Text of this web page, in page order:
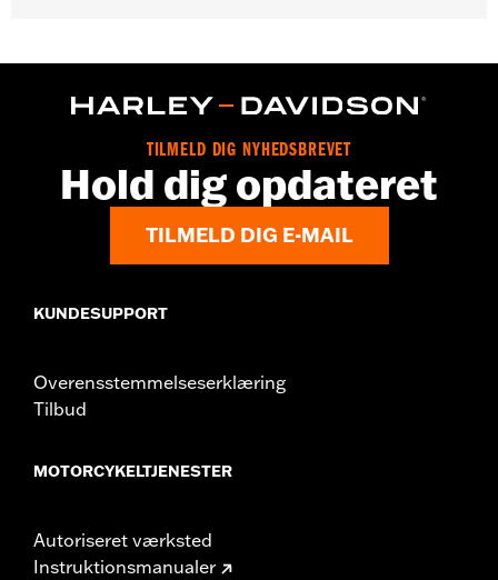
In the Box: 1 spark plug
for full details
TILMELD DIG NYHEDSBREVET
Hold dig opdateret
TILMELD DIG E-MAIL
KUNDESUPPORT
Overensstemmelseserklæring
Tilbud
MOTORCYKELTJENESTER
Autoriseret værksted
Instruktionsmanualer